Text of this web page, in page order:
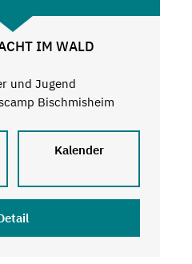
IM WALD
und Jugend
Bischmisheim
Kalender